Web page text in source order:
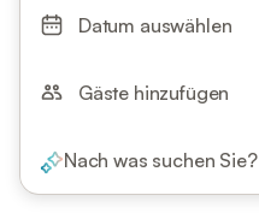
Datum auswählen
Gäste hinzufügen
Nach was suchen Sie?